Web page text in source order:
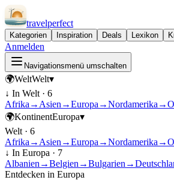
travelperfect
Kategorien Inspiration Deals Lexikon
Anmelden
Navigationsmenü umschalten
🌍WeltWelt▾
↓ In Welt · 6
Afrika → Asien →Europa →Nordamerika →
🌍KontinentEuropa▾
Welt · 6
Afrika → Asien →Europa →Nordamerika →
↓ In Europa · 7
Albanien →Belgien →Bulgarien →
Entdecken in Europa